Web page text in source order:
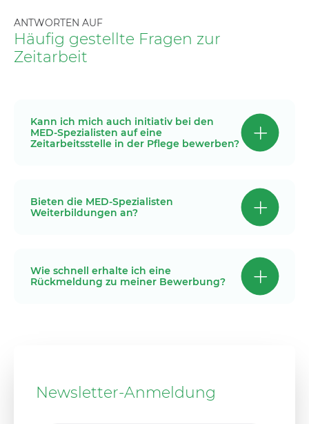
ANTWORTEN AUF
Häufig gestellte Fragen zur
Zeitarbeit
Kann ich mich auch initiativ bei den
MED-Spezialisten auf eine
Zeitarbeitsstelle in der Pflege bewerben?
Bieten die MED-Spezialisten
Weiterbildungen an?
Wie schnell erhalte ich eine
Rückmeldung zu meiner Bewerbung?
Newsletter-Anmeldung